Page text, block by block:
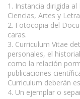
1. Instancia dirigida
Ciencias, Artes y
2. Fotocopia del
caras.
3. Curriculum Vitae
personales, el
como la relación
publicaciones
Curriculum deberán
4. Un ejemplar o